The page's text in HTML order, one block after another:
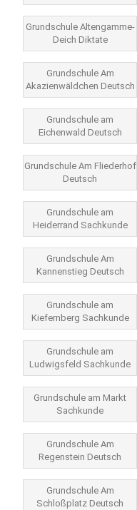
Grundschule Altengamme-
Deich Diktate
Grundschule Am
Akazienwäldchen Deutsch
Grundschule am
Eichenwald Deutsch
Grundschule Am Fliederhof
Deutsch
Grundschule am
Heiderrand Sachkunde
Grundschule Am
Kannenstieg Deutsch
Grundschule am
Kiefernberg Sachkunde
Grundschule am
Ludwigsfeld Sachkunde
Grundschule am Markt
Sachkunde
Grundschule Am
Regenstein Deutsch
Grundschule Am
Schloßplatz Deutsch